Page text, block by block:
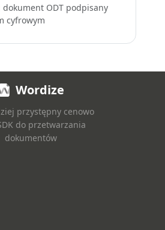
dokument ODT podpisany
cyfrowym
Wordize
przystępny cenowo
do przetwarzania
dokumentów